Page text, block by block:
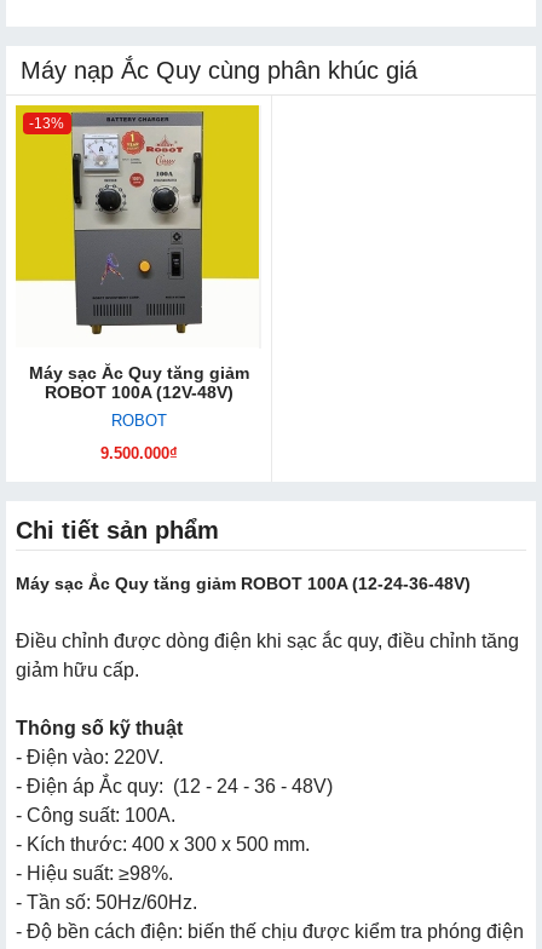
Máy nạp Ắc Quy cùng phân khúc giá
-13%
Máy sạc Ắc Quy tăng giảm
ROBOT 100A (12V-48V)
ROBOT
9.500.000₫
Chi tiết sản phẩm
Máy sạc Ắc Quy tăng giảm ROBOT 100A (12-24-36-48V)
Điều chỉnh được dòng điện khi sạc ắc quy, điều chỉnh tăng
giảm hữu cấp.
Thông số kỹ thuật
- Điện vào: 220V.
- Điện áp Ắc quy: (12 - 24 - 36 - 48V)
- Công suất: 100A.
- Kích thước: 400 x 300 x 500 mm.
- Hiệu suất: ≥98%.
- Tần số: 50Hz/60Hz.
- Độ bền cách điện: biến thế chịu được kiểm tra phóng điện